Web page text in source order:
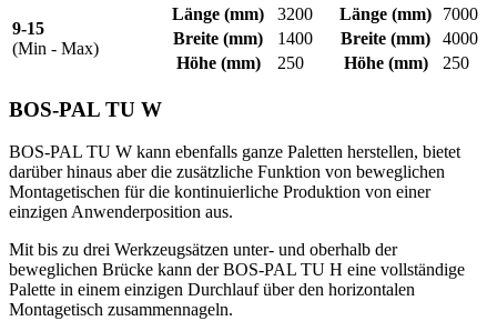
9-15
(Min - Max)
Länge (mm) 3200 Länge (mm)
7000
Breite (mm) 1400 Breite (mm)
4000
Höhe(mm) 250 Höhe(mm) 250
BOS-PAL TU W
BOS-PAL TU W kann ebenfalls ganze Paletten herstellen, bietet
darüber hinaus aber die zusätzliche Funktion von beweglichen
Montagetischen für die kontinuierliche Produktion von einer
einzigen Anwenderposition aus.
Mit bis zu drei Werkzeugsätzen unter- und oberhalb der
beweglichen Brücke kann der BOS-PAL TU H eine vollständige
Palette in einem einzigen Durchlauf über den horizontalen
Montagetisch zusammennageln.